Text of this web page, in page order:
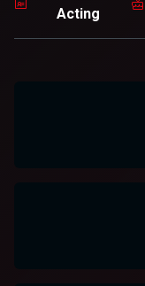
Acting